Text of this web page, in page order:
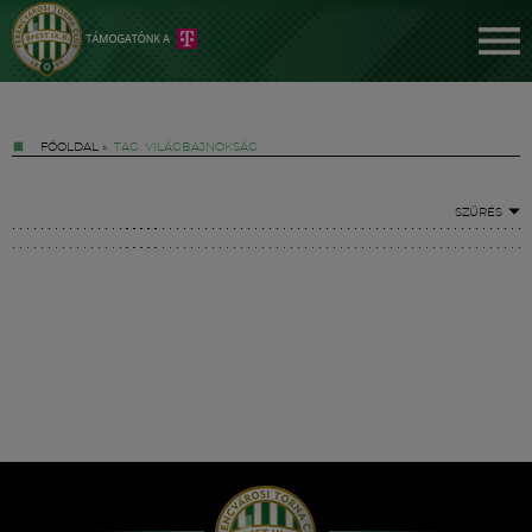
FŐOLDAL » TAG: VILÁGBAJNOKSÁG
SZŰRÉS
Hírek